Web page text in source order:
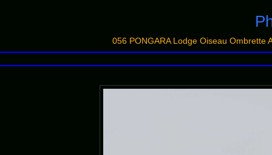
056 PONGARA Lodge Oiseau Ombrette